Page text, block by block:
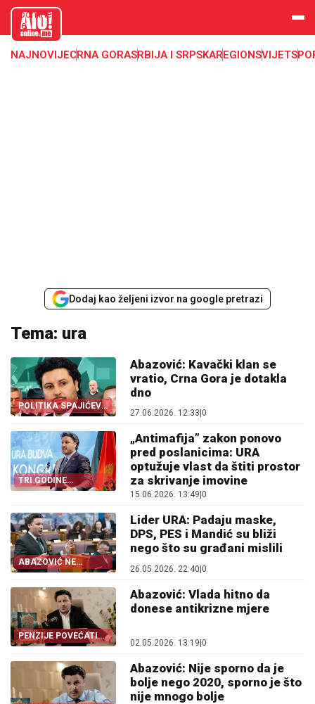
aloonline.
me
NAJNOVIJECRNA GORASRBIJA I SRPSKAREGIONSVIJET
Dodaj kao željeni izvor na google pretrazi
Tema: ura
POLITIKA SPAJIĆEVE
VLADE
Abazović: Kavački klan se
vratio, Crna Gora je dotakla
dno
27.06.2026. 12:33 0
TRI GODINE
IZGUBLJENE
„Antimafija” zakon ponovo
pred poslanicima: URA
optužuje vlast da štiti prostor
za skrivanje imovine
15.06.2026. 13:49 0
ABAZOVIĆ NE
TRGUJE
Lider URA: Padaju maske,
DPS, PES i Mandić su bliži
nego što su građani mislili
26.05.2026. 22:40|0
PENZIJE POVEĆATI
ODMAH
Abazović: Vlada hitno da
donese antikrizne mjere
02.05.2026. 13:19|0
Abazović: Nije sporno da je
bolje nego 2020, sporno je što
nije mnogo bolje